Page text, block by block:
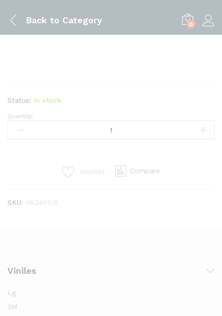
Back to Category 0
Status: In stock
ESCARRIADOR
BEST
Quantity:
Wishlist Compare
SKU: 08240105
Viniles
Lg
3M